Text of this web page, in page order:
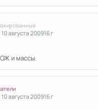
10 августа 200916 г
и массы.
10 августа 200916 г